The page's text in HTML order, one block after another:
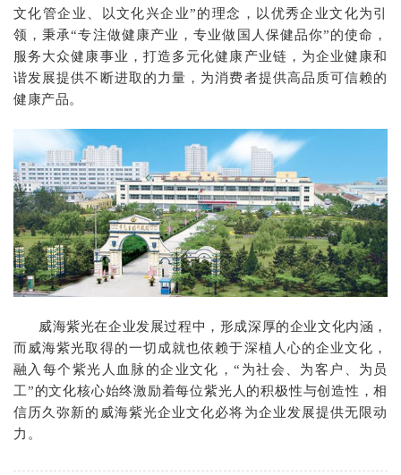
文化管企业、以文化兴企业”的理念，以优秀企业文化为引
领，秉承“专注做健康产业，专业做国人保健品你”的使命，
服务大众健康事业，打造多元化健康产业链，为企业健康和
谐发展提供不断进取的力量，为消费者提供高品质可信赖的
健康产品。
威海紫光在企业发展过程中，形成深厚的企业文化内涵，
而威海紫光取得的一切成就也依赖于深植人心的企业文化，
融入每个紫光人血脉的企业文化，“为社会、为客户、为员
工”的文化核心始终激励着每位紫光人的积极性与创造性，相
信历久弥新的威海紫光企业文化必将为企业发展提供无限动
力。